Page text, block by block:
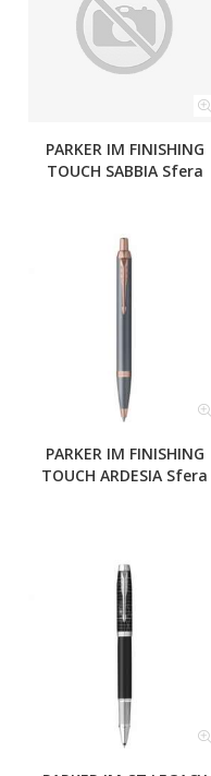
PARKER IM FINISHING
TOUCH SABBIA Sfera
PARKER IM FINISHING
TOUCH ARDESIA Sfera